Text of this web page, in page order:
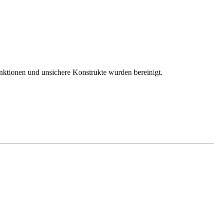
und unsichere Konstrukte wurden bereinigt.